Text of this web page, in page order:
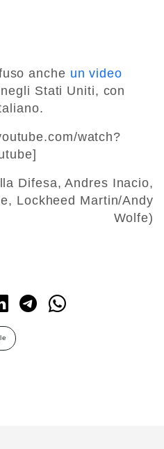
anche un video
Stati Uniti, con
watch?
Difesa, Andres Inacio,
Lockheed Martin/Andy
Wolfe)